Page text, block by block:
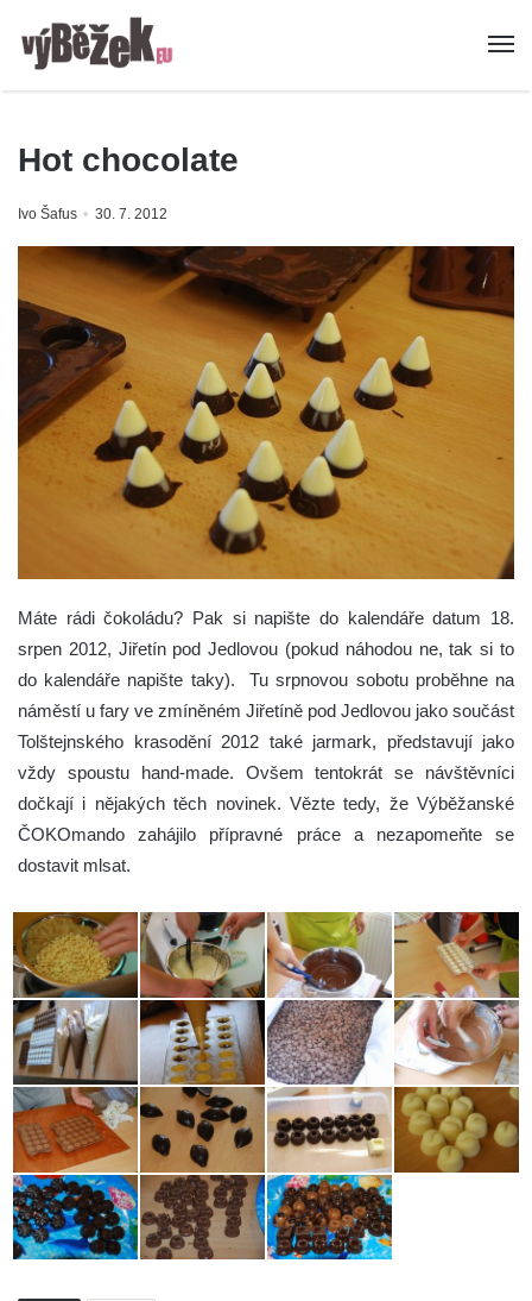
Hot chocolate
Ivo Šafus 30. 7. 2012
Máte rádi čokoládu? Pak si napište do kalendáře datum 18.
srpen 2012, Jiřetín pod Jedlovou (pokud náhodou ne, tak si to
do kalendáře napište taky).Tu srpnovou sobotu proběhne na
náměstí u fary ve zmíněném Jiřetíně pod Jedlovou jako součást
Tolštejnského krasodění 2012 také jarmark, představují jako
vždy spoustu hand-made. Ovšem tentokrát se návštěvníci
dočkají i nějakých těch novinek. Vězte tedy, že Výběžanské
ČOKOmando zahájilo přípravné práce a nezapomeňte se
dostavit mlsat.